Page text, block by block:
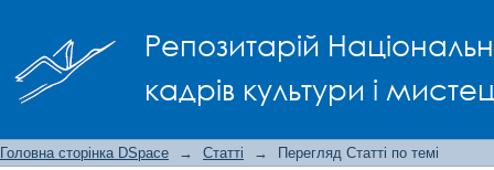
Репозитарій
кадрів культури і
Головна сторінка DSpace → Статті → Перегляд Статті по темі